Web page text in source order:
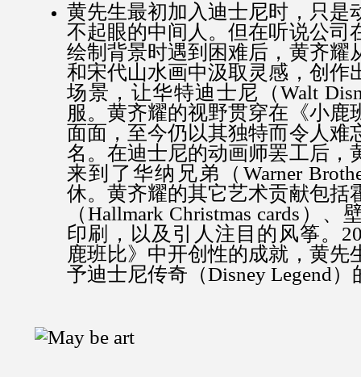
黄先生最初加入迪士尼时，只是
不起眼的中间人。但在听说公司
绘制背景时遇到困难后，黄齐耀
和宋代山水画中汲取灵感，创作
场景，让华特迪士尼（Walt
服。黄齐耀的视野贯穿在《小鹿
面面，至今仍以其独特而令人难
名。在迪士尼的动画师罢工后，
来到了华纳兄弟（Warner
休。黄齐耀的其它艺术贡献包括
（Hallmark Christmas cards）
印刷，以及引人注目的风筝。
鹿班比》中开创性的成就，黄先
予迪士尼传奇（Disney Legend）